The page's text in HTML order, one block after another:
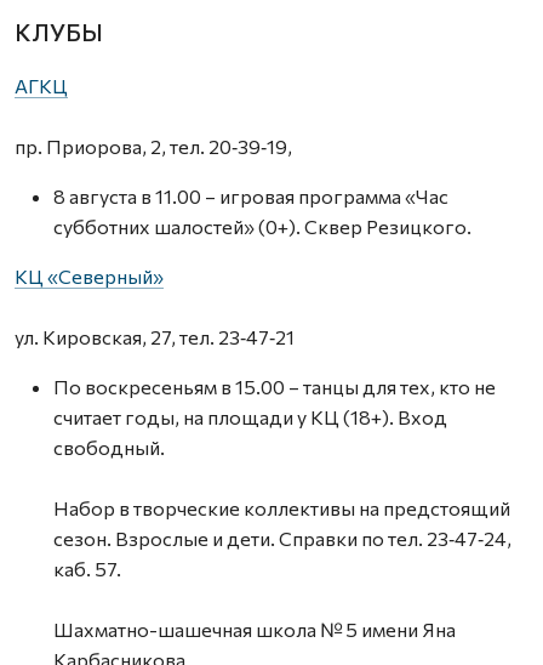
КЛУБЫ
АГКЦ
пр. Приорова, 2, тел. 20‑39‑19,
8 августа в 11.00 – игровая программа «Час
субботних шалостей» (0+). Сквер Резицкого.
КЦ «Северный»
ул. Кировская, 27, тел. 23‑47‑21
По воскресеньям в 15.00 – танцы для тех, кто не
считает годы, на площади у КЦ (18+). Вход
свободный.
Набор в творческие коллективы на предстоящий
сезон. Взрослые и дети. Справки по тел. 23‑47‑24,
каб. 57.
Шахматно-шашечная школа № 5 имени Яна
Карбасникова